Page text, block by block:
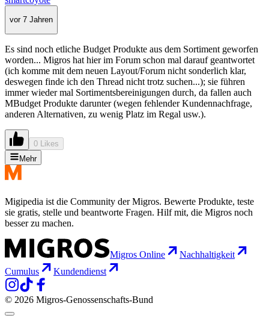
vor 7 Jahren
Es sind noch etliche Budget Produkte aus dem Sortiment geworfen
worden... Migros hat hier im Forum schon mal darauf geantwortet
(ich komme mit dem neuen Layout/Forum nicht sonderlich klar,
deswegen finde ich den Thread nicht trotz suchen...); sie führen
immer wieder mal Sortimentsbereinigungen durch, da fallen auch
MBudget Produkte darunter (wegen fehlender Kundennachfrage,
anderen Alternativen, zu wenig Platz im Regal usw.).
0 Likes
Mehr
Migipedia ist die Community der Migros. Bewerte Produkte, teste
sie gratis, stelle und beantworte Fragen. Hilf mit, die Migros noch
besser zu machen.
Migros Online
Nachhaltigkeit
Cumulus
Kundendienst
© 2026 Migros-Genossenschafts-Bund